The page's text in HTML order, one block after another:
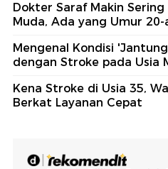
Dokter Saraf Makin
Muda, Ada yang Umur 20-
Mengenal Kondisi
dengan Stroke pada Usia
Kena Stroke di Usia 35,
Berkat Layanan Cepat